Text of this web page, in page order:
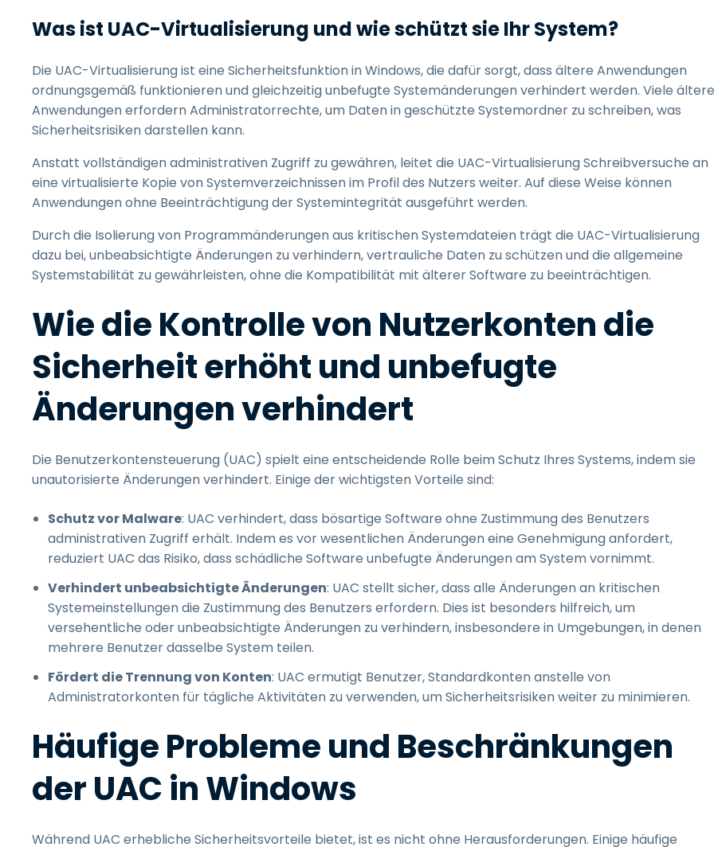
Was ist UAC-Virtualisierung und wie schützt sie Ihr System?
Die UAC-Virtualisierung ist eine Sicherheitsfunktion in Windows, die dafür sorgt, dass ältere Anwendungen
ordnungsgemäß funktionieren und gleichzeitig unbefugte Systemänderungen verhindert werden. Viele ältere
Anwendungen erfordern Administratorrechte, um Daten in geschützte Systemordner zu schreiben, was
Sicherheitsrisiken darstellen kann.
Anstatt vollständigen administrativen Zugriff zu gewähren, leitet die UAC-Virtualisierung Schreibversuche an
eine virtualisierte Kopie von Systemverzeichnissen im Profil des Nutzers weiter. Auf diese Weise können
Anwendungen ohne Beeinträchtigung der Systemintegrität ausgeführt werden.
Durch die Isolierung von Programmänderungen aus kritischen Systemdateien trägt die UAC-Virtualisierung
dazu bei, unbeabsichtigte Änderungen zu verhindern, vertrauliche Daten zu schützen und die allgemeine
Systemstabilität zu gewährleisten, ohne die Kompatibilität mit älterer Software zu beeinträchtigen.
Wie die Kontrolle von Nutzerkonten die
Sicherheit erhöht und unbefugte
Änderungen verhindert
Die Benutzerkontensteuerung (UAC) spielt eine entscheidende Rolle beim Schutz Ihres Systems, indem sie
unautorisierte Änderungen verhindert. Einige der wichtigsten Vorteile sind:
Schutz vor Malware: UAC verhindert, dass bösartige Software ohne Zustimmung des Benutzers
administrativen Zugriff erhält. Indem es vor wesentlichen Änderungen eine Genehmigung anfordert,
reduziert UAC das Risiko, dass schädliche Software unbefugte Änderungen am System vornimmt.
Verhindert unbeabsichtigte Änderungen: UAC stellt sicher, dass alle Änderungen an kritischen
Systemeinstellungen die Zustimmung des Benutzers erfordern. Dies ist besonders hilfreich, um
versehentliche oder unbeabsichtigte Änderungen zu verhindern, insbesondere in Umgebungen, in denen
mehrere Benutzer dasselbe System teilen.
Fördert die Trennung von Konten: UAC ermutigt Benutzer, Standardkonten anstelle von
Administratorkonten für tägliche Aktivitäten zu verwenden, um Sicherheitsrisiken weiter zu minimieren.
Häufige Probleme und Beschränkungen
der UAC in Windows
Während UAC erhebliche Sicherheitsvorteile bietet, ist es nicht ohne Herausforderungen. Einige häufige